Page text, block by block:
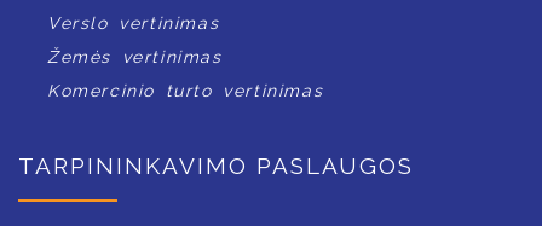
Verslo vertinimas
Žemės vertinimas
Komercinio turto vertinimas
TARPININKAVIMO PASLAUGOS